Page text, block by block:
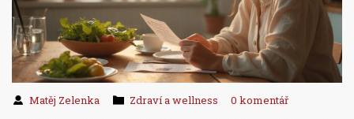
Matěj Zelenka Zdraví a wellness 0 komentář